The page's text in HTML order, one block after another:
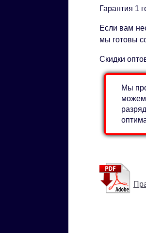
Гарантия 1
Если вам
мы готовы
Скидки
Мы
можем